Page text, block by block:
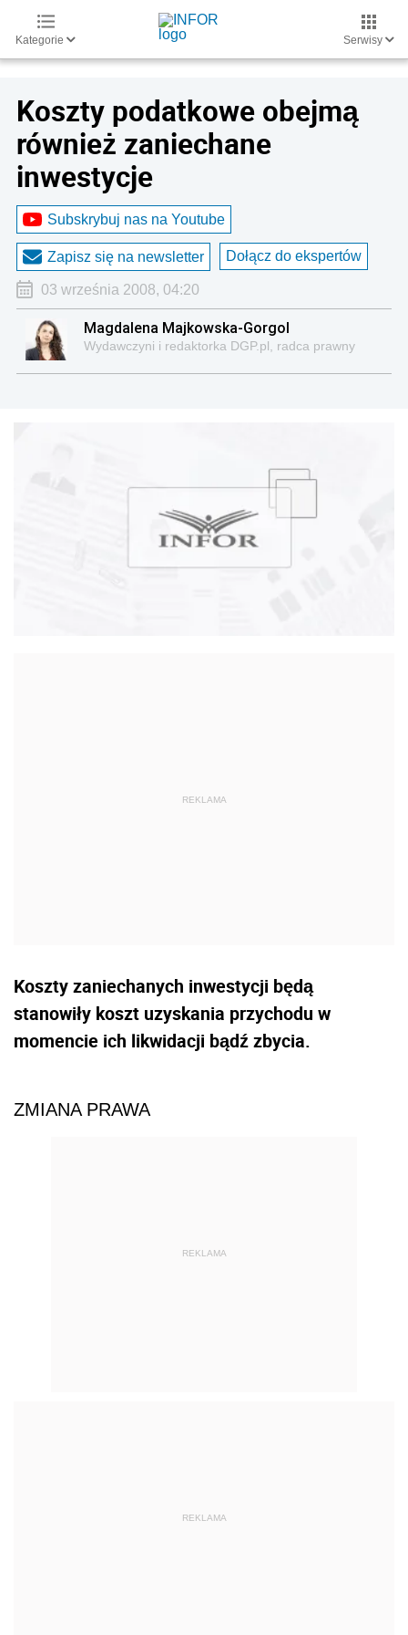
Kategorie Serwisy
Koszty podatkowe obejmą
również zaniechane
inwestycje
Subskrybuj nas na Youtube
Zapisz się na newsletter Dołącz do ekspertów
03 września 2008, 04:20
Magdalena Majkowska-Gorgol
Wydawczyni i redaktorka DGP.pl, radca prawny
Koszty zaniechanych inwestycji będą
stanowiły koszt uzyskania przychodu w
momencie ich likwidacji bądź zbycia.
ZMIANA PRAWA
REKLAMA
REKLAMA